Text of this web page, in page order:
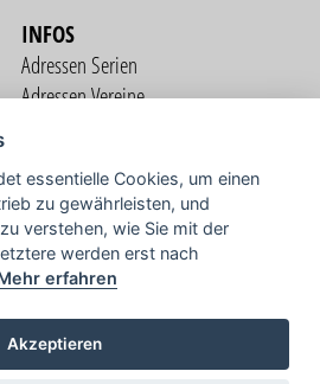
INFOS
Adressen Serien
Adressen Vereine
COMMUNITY
TV
essentielle Cookies, um einen
zu gewährleisten, und
verstehen, wie Sie mit der
werden erst nach
erfahren
Akzeptieren